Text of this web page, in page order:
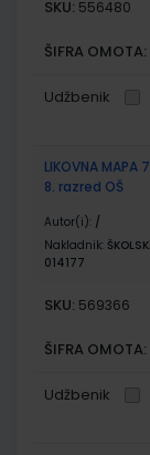
SKU: 556480
ŠIFRA OMOTA:
Udžbenik
LIKOVNA
8. razred OŠ
Autor(i): /
Nakladnik:
014177
SKU: 569366
ŠIFRA OMOTA:
Udžbenik